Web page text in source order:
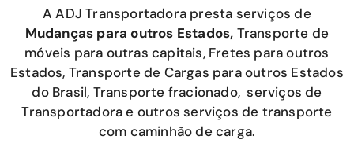
A ADJ Transportadora presta serviços de
Mudanças para outros Estados, Transporte de
móveis para outras capitais, Fretes para outros
Estados, Transporte de Cargas para outros Estados
do Brasil, Transporte fracionado, serviços de
Transportadora e outros serviços de transporte
com caminhão de carga.